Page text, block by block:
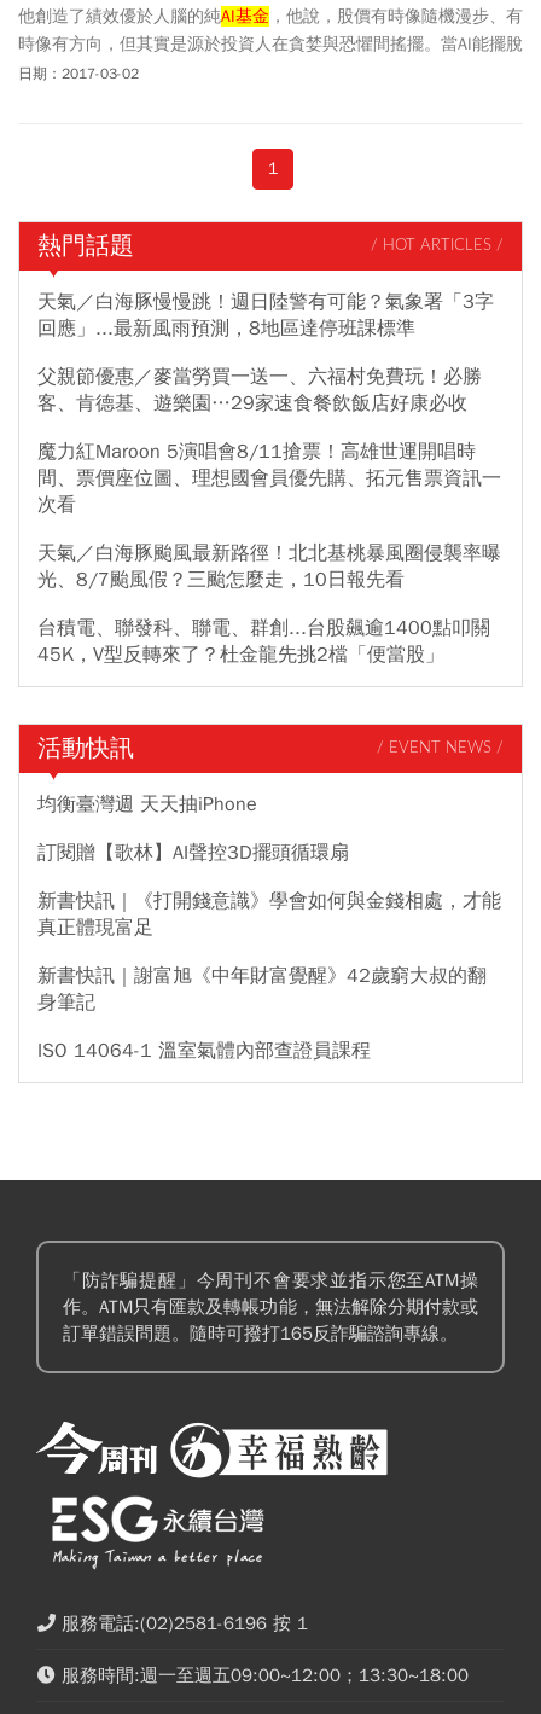
他創造了績效優於人腦的純AI基金 ，他說，股價有時像隨機漫步、有
時像有方向，但其實是源於投資人在貪婪與恐懼間搖擺。當AI能擺脫
恐懼，做出最佳判斷，人類更要學著做AI的主人。
日期：2017-03-02
1
熱門話題 / HOT ARTICLES /
天氣／白海豚慢慢跳！週日陸警有可能？氣象署「3字
回應」...最新風雨預測，8地區達停班課標準
父親節優惠／麥當勞買一送一、六福村免費玩！必勝
客、肯德基、遊樂園…29家速食餐飲飯店好康必收
魔力紅Maroon 5演唱會8/11搶票！高雄世運開唱時
間、票價座位圖、理想國會員優先購、拓元售票資訊一
次看
天氣／白海豚颱風最新路徑！北北基桃暴風圈侵襲率曝
光、8/7颱風假？三颱怎麼走，10日報先看
台積電、聯發科、聯電、群創...台股飆逾1400點叩關
45K，V型反轉來了？杜金龍先挑2檔「便當股」
活動快訊 / EVENT NEWS /
均衡臺灣週 天天抽iPhone
訂閱贈【歌林】AI聲控3D擺頭循環扇
新書快訊｜《打開錢意識》學會如何與金錢相處，才能
真正體現富足
新書快訊｜謝富旭《中年財富覺醒》42歲窮大叔的翻
身筆記
ISO 14064-1 溫室氣體內部查證員課程
「防詐騙提醒」今周刊不會要求並指示您至ATM操
作。ATM只有匯款及轉帳功能，無法解除分期付款或
訂單錯誤問題。隨時可撥打165反詐騙諮詢專線。
服務電話:(02)2581-6196 按 1
服務時間:週一至週五09:00~12:00；13:30~18:00